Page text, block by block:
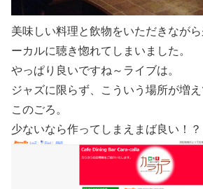
美味しい料理と飲物をいただきなが
ーカルに聴き惚れてしまいました。
やっぱり良いですね～ライブは。
ジャズに限らず、こういう場所が増
このごろ。
少ないなら作ってしまえまば良い！？